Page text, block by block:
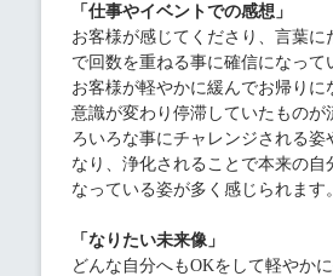
「仕事やイベントでの感想」
お客様が感じてくださり、言葉に
で回数を重ねる事に確信になって
お客様が軽やかに緩んでお帰りに
意識が変わり停滞していたものが
ろいろな事にチャレンジされる姿
なり、浄化されることで本来の自
なっている姿が多く感じられます。
「なりたい未来像」
どんな自分へもOKをして軽やか